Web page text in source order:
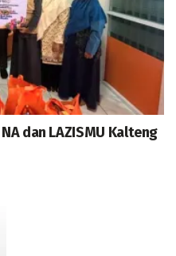
dan LAZISMU Kalteng